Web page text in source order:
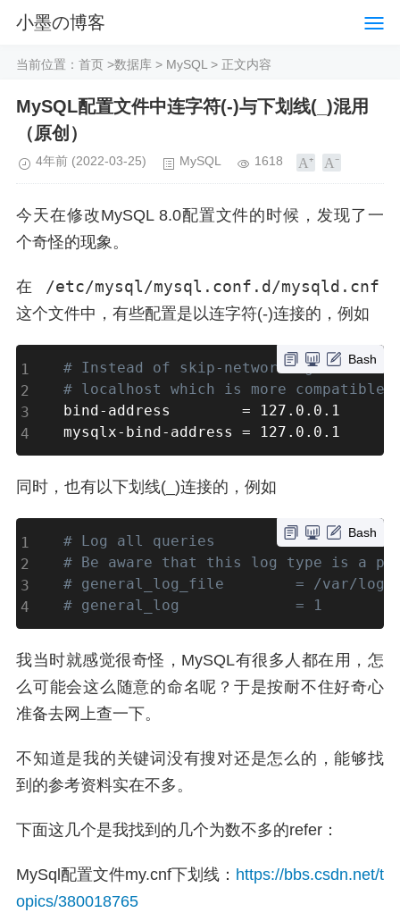
小墨の博客
当前位置： 首页 >数据库 > MySQL > 正文内容
MySQL配置文件中连字符(-)与下划线(_)混用
（原创）
4年前 (2022-03-25) MySQL 1618
今天在修改MySQL 8.0配置文件的时候，发现了一
个奇怪的现象。
在 /etc/mysql/mysql.conf.d/mysqld.cnf
这个文件中，有些配置是以连字符(-)连接的，例如
Bash
# Instead of skip-networking the
# localhost which is more
bind-address = 127.0.0.1
mysqlx-bind-address = 127.0.0.1
同时，也有以下划线(_)连接的，例如
Bash
# Log all queries
# Be aware that this log type is a
# general_log_file        = /var/log/
# general_log             = 1
我当时就感觉很奇怪，MySQL有很多人都在用，怎
么可能会这么随意的命名呢？于是按耐不住好奇心
准备去网上查一下。
不知道是我的关键词没有搜对还是怎么的，能够找
到的参考资料实在不多。
下面这几个是我找到的几个为数不多的refer：
MySql配置文件my.cnf下划线： https://bbs.csdn.net/t
opics/380018765